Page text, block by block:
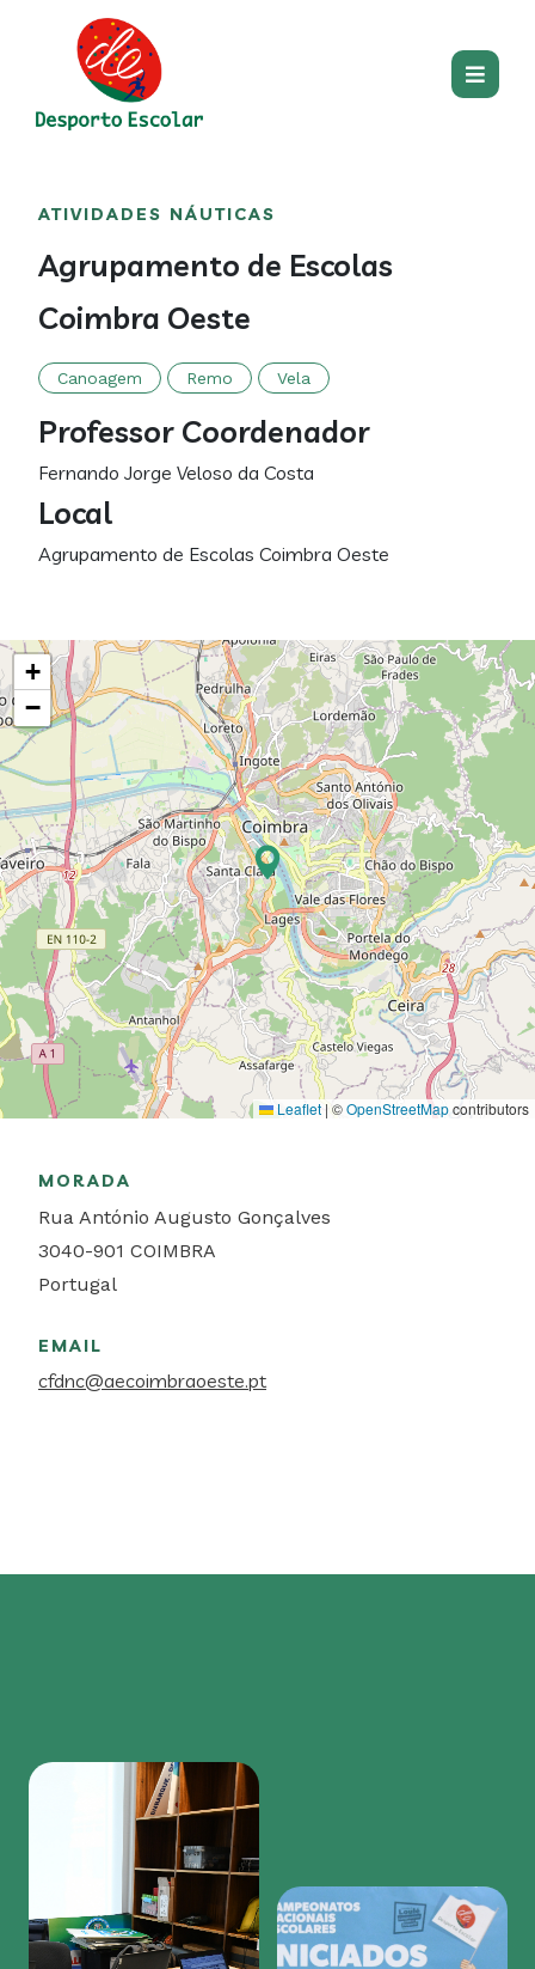
content
section
ATIVIDADES NÁUTICAS
Agrupamento de Escolas
Coimbra Oeste
Canoagem Remo Vela
Professor Coordenador
Fernando Jorge Veloso da Costa
Local
Agrupamento de Escolas Coimbra Oeste
+
−
Leaflet | ©OpenStreetMapcontributors
MORADA
Rua António Augusto Gonçalves
3040-901 COIMBRA
Portugal
EMAIL
cfdnc@aecoimbraoeste.pt
Region
featured
first